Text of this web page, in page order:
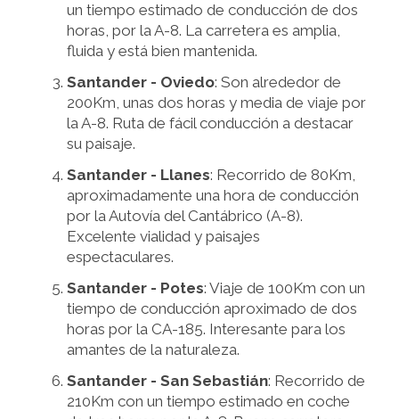
un tiempo estimado de conducción de dos
horas, por la A-8. La carretera es amplia,
fluida y está bien mantenida.
Santander - Oviedo: Son alrededor de
200Km, unas dos horas y media de viaje por
la A-8. Ruta de fácil conducción a destacar
su paisaje.
Santander - Llanes: Recorrido de 80Km,
aproximadamente una hora de conducción
por la Autovía del Cantábrico (A-8).
Excelente vialidad y paisajes
espectaculares.
Santander - Potes: Viaje de 100Km con un
tiempo de conducción aproximado de dos
horas por la CA-185. Interesante para los
amantes de la naturaleza.
Santander - San Sebastián: Recorrido de
210Km con un tiempo estimado en coche